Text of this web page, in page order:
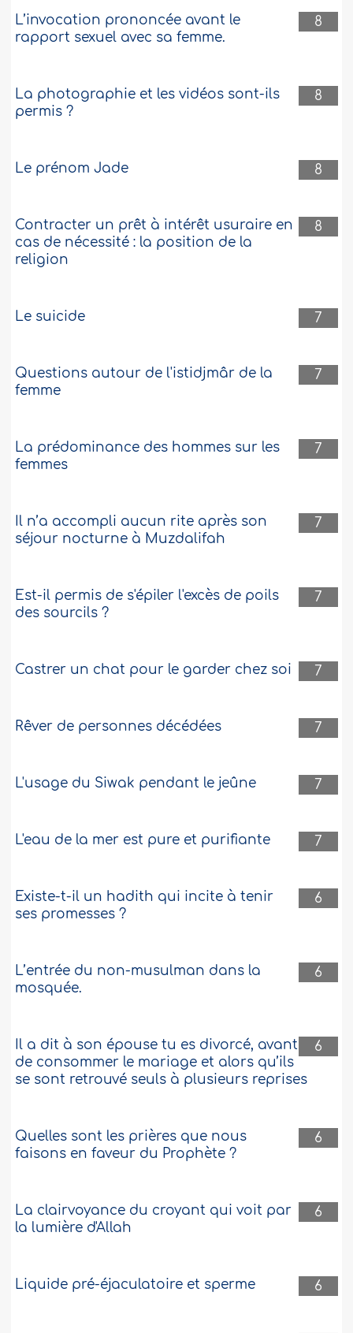
8
L’invocation prononcée avant le
rapport sexuel avec sa femme.
8
La photographie et les vidéos sont-ils
permis ?
8
Le prénom Jade
8
Contracter un prêt à intérêt usuraire en
cas de nécessité : la position de la
religion
7
Le suicide
7
Questions autour de l'istidjmâr de la
femme
7
La prédominance des hommes sur les
femmes
7
Il n’a accompli aucun rite après son
séjour nocturne à Muzdalifah
7
Est-il permis de s'épiler l'excès de poils
des sourcils ?
7
Castrer un chat pour le garder chez soi
7
Rêver de personnes décédées
7
L'usage du Siwak pendant le jeûne
7
L'eau de la mer est pure et purifiante
6
Existe-t-il un hadith qui incite à tenir
ses promesses ?
6
L’entrée du non-musulman dans la
mosquée.
6
Il a dit à son épouse tu es divorcé, avant
de consommer le mariage et alors qu’ils
se sont retrouvé seuls à plusieurs reprises
6
Quelles sont les prières que nous
faisons en faveur du Prophète ?
6
La clairvoyance du croyant qui voit par
la lumière d'Allah
6
Liquide pré-éjaculatoire et sperme